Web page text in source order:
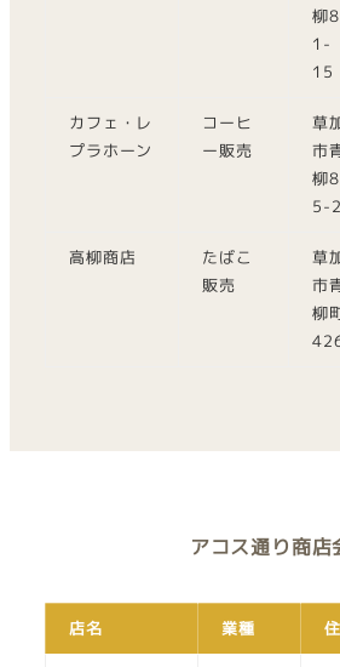
柳
1-
15
カフェ・レ
プラホーン
コーヒ
ー販売
草
市
柳
5-2
高柳商店
たばこ
販売
草
市
柳
アコス通り商店
店名 業種